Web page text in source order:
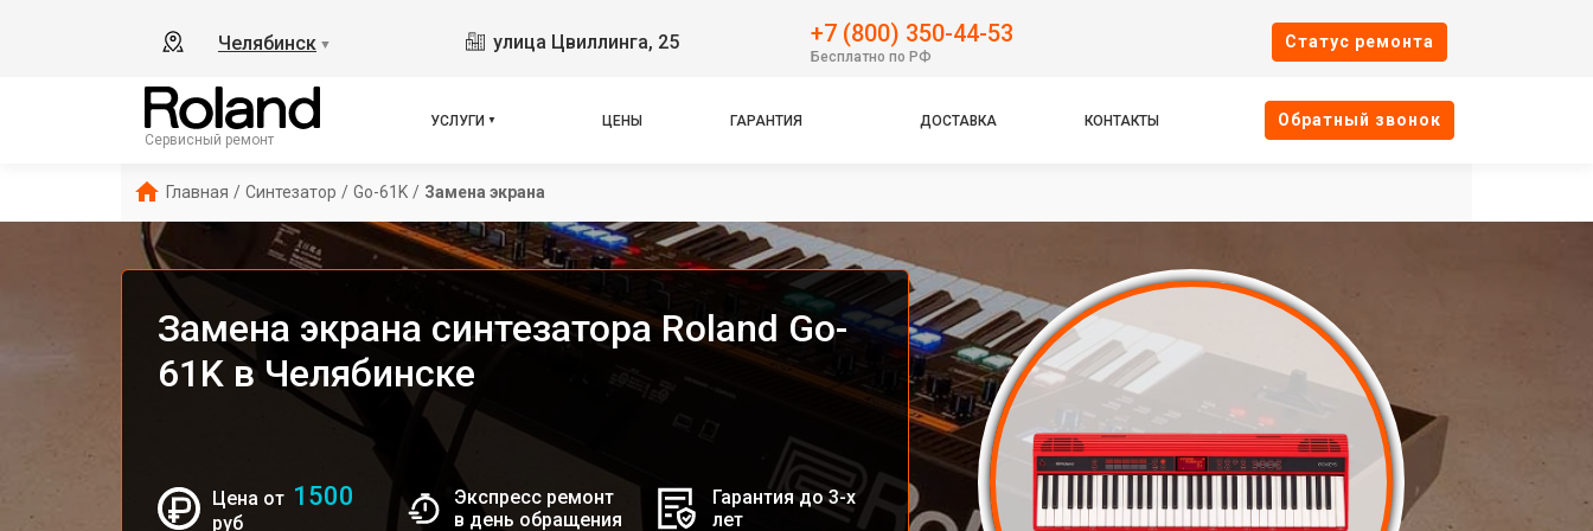
Челябинск ▼ улица Цвиллинга, 25 +7 (800) 350-44-53
Бесплатно по РФ
Cтатус ремонта
Сервисный ремонт
УСЛУГИ ЦЕНЫ ГАРАНТИЯ ДОСТАВКА КОНТАКТЫ Oбратный звонок
Главная / Синтезатор / Go-61K / Замена экрана
Замена экрана синтезатора Roland Go-
61K в Челябинске
Цена от 1500
руб
Экспресс ремонт
в день обращения
Гарантия до 3-х
лет